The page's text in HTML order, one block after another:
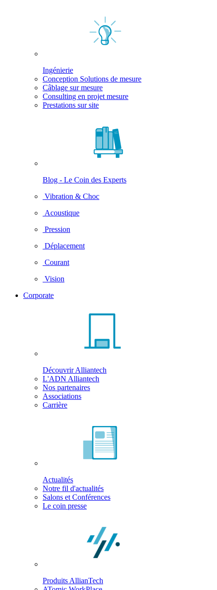
Ingénierie
Conception Solutions de mesure
Câblage sur mesure
Consulting en projet mesure
Prestations sur site
Blog - Le Coin des Experts
Vibration & Choc
Acoustique
Pression
Déplacement
Courant
Vision
Corporate
Découvrir Alliantech
L'ADN Alliantech
Nos partenaires
Associations
Carrière
Actualités
Notre fil d'actualités
Salons et Conférences
Le coin presse
Produits AllianTech